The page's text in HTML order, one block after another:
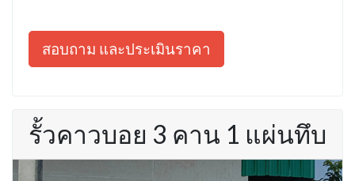
สอบถาม และประเมินราคา
รั้วคาวบอย 3 คาน 1 แผ่นทึบ